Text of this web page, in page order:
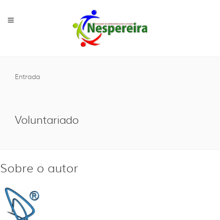
Entrada
Voluntariado
Sobre o autor